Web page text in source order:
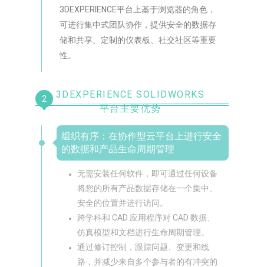
3DEXPERIENCE平台上基于浏览器的角色，
可进行集中式团队协作，提供安全的数据存
储和共享、定制的仪表板、社交社区等重要
性。
2
3DEXPERIENCE SOLIDWORKS
平台主要优势
组织有序： 在协作型云平台上进行安全
的数据和产品生命周期管理
无需安装任何软件，即可通过任何设备
将您的所有产品数据存储在一个集中、
安全的位置并进行访问。
跨学科和 CAD 应用程序对 CAD 数据、
仿真模型和文档进行生命周期管理。
通过修订控制，跟踪问题、变更和线
路，并减少来自多个参与者的有冲突的